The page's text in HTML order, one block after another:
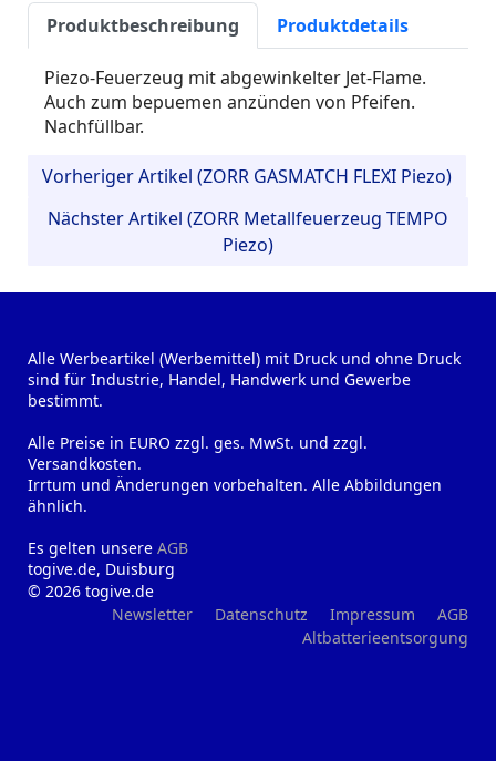
Produktbeschreibung Produktdetails
Piezo-Feuerzeug mit abgewinkelter Jet-Flame.
Auch zum bepuemen anzünden von Pfeifen.
Nachfüllbar.
Vorheriger Artikel (ZORR GASMATCH FLEXI Piezo)
Nächster Artikel (ZORR Metallfeuerzeug TEMPO
Piezo)
Alle Werbeartikel (Werbemittel) mit Druck und ohne Druck
sind für Industrie, Handel, Handwerk und Gewerbe
bestimmt.
Alle Preise in EURO zzgl. ges. MwSt. und zzgl.
Versandkosten.
Irrtum und Änderungen vorbehalten. Alle Abbildungen
ähnlich.
Es gelten unsere AGB
togive.de, Duisburg
© 2026 togive.de
Newsletter
Datenschutz Impressum
AGB
Altbatterieentsorgung